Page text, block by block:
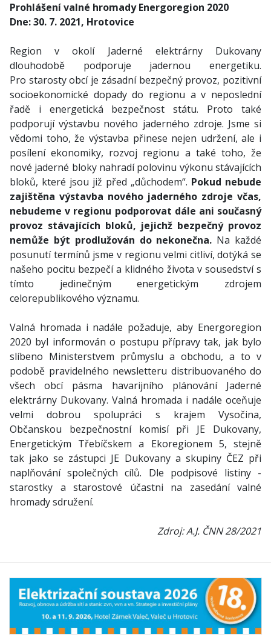
Prohlášení valné hromady Energoregion 2020
Dne: 30. 7. 2021, Hrotovice
Region v okolí Jaderné elektrárny Dukovany
dlouhodobě podporuje jadernou energetiku.
Pro starosty obcí je zásadní bezpečný provoz, pozitivní
socioekonomické dopady do regionu a v neposlední
řadě i energetická bezpečnost státu. Proto také
podporují výstavbu nového jaderného zdroje. Jsme si
vědomi toho, že výstavba přinese nejen udržení, ale i
posílení ekonomiky, rozvoj regionu a také toho, že
nové jaderné bloky nahradí polovinu výkonu stávajících
bloků, které jsou již před „důchodem“. Pokud nebude
zajištěna výstavba nového jaderného zdroje včas,
nebudeme v regionu podporovat dále ani současný
provoz stávajících bloků, jejichž bezpečný provoz
nemůže být prodlužován do nekonečna. Na každé
posunutí termínů jsme v regionu velmi citliví, dotýká se
našeho pocitu bezpečí a klidného života v sousedství s
tímto jedinečným energetickým zdrojem
celorepublikového významu.
Valná hromada i nadále požaduje, aby Energoregion
2020 byl informován o postupu přípravy tak, jak bylo
slíbeno Ministerstvem průmyslu a obchodu, a to v
podobě pravidelného newsletteru distribuovaného do
všech obcí pásma havarijního plánování Jaderné
elektrárny Dukovany. Valná hromada i nadále oceňuje
velmi dobrou spolupráci s krajem Vysočina,
Občanskou bezpečnostní komisí při JE Dukovany,
Energetickým Třebíčskem a Ekoregionem 5, stejně
tak jako se zástupci JE Dukovany a skupiny ČEZ při
naplňování společných cílů. Dle podpisové listiny -
starostky a starostové účastni na zasedání valné
hromady sdružení.
Zdroj: A.J. ČNN 28/2021